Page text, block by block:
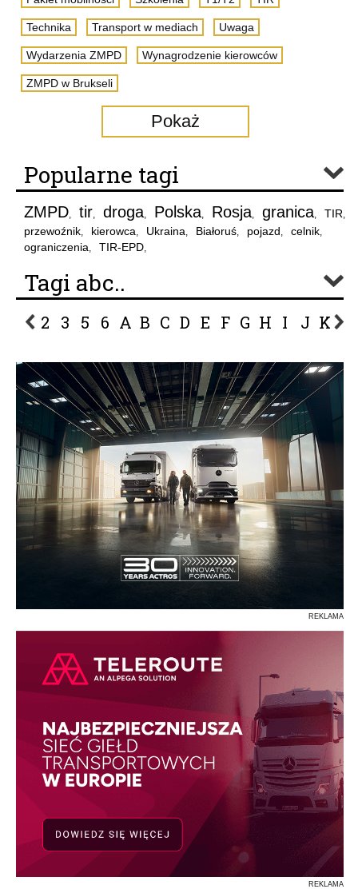
Technika Transport w mediach Uwaga
Wydarzenia ZMPD Wynagrodzenie kierowców
ZMPD w Brukseli
Pokaż
Popularne tagi
ZMPD, tir, droga, Polska, Rosja, granica, TIR,
przewoźnik, kierowca, Ukraina, Białoruś, pojazd, celnik,
ograniczenia, TIR-EPD,
Tagi abc..
2 3 5 6 A B C D E F G H I J K L
REKLAMA
REKLAMA